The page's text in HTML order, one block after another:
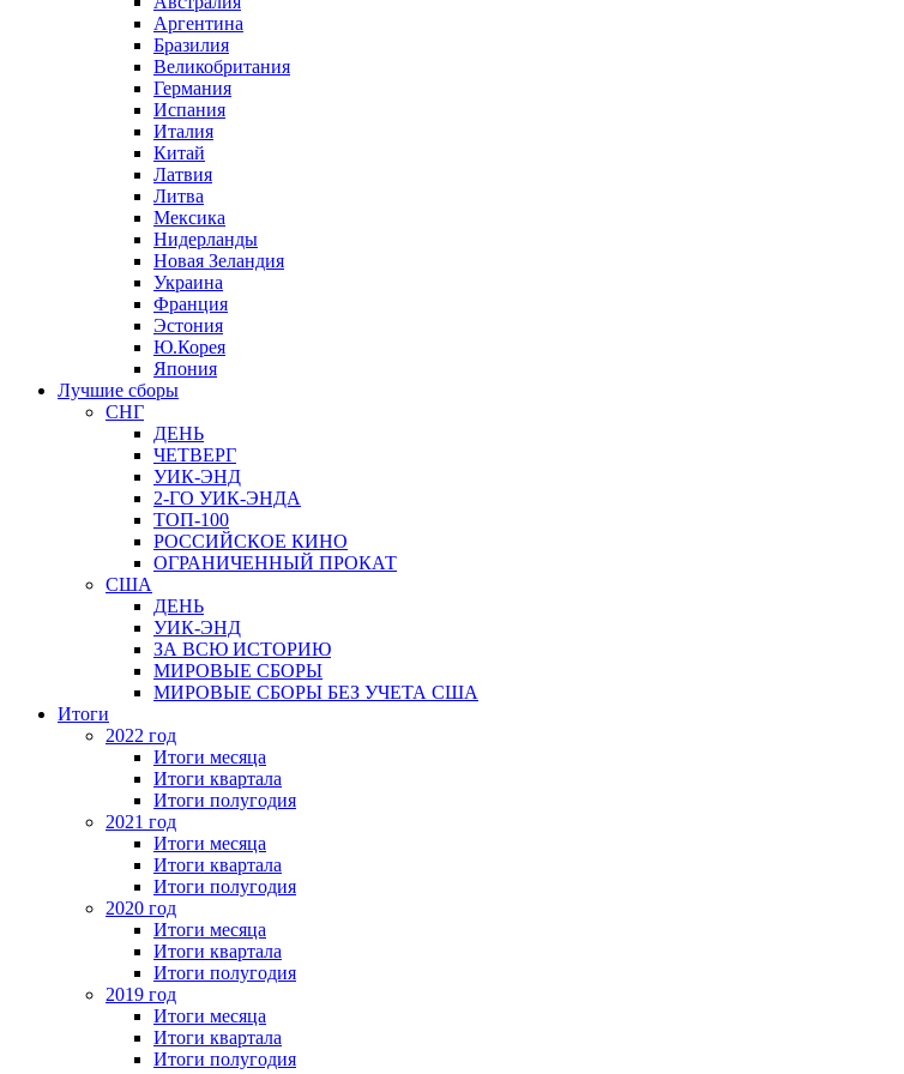
Аргентина
Бразилия
Великобритания
Германия
Испания
Италия
Китай
Латвия
Литва
Мексика
Нидерланды
Новая Зеландия
Украина
Франция
Эстония
Ю.Корея
Япония
Лучшие сборы
СНГ
ДЕНЬ
ЧЕТВЕРГ
УИК-ЭНД
2-ГО УИК-ЭНДА
ТОП-100
РОССИЙСКОЕ КИНО
ОГРАНИЧЕННЫЙ ПРОКАТ
США
ДЕНЬ
УИК-ЭНД
ЗА ВСЮ ИСТОРИЮ
МИРОВЫЕ СБОРЫ
МИРОВЫЕ СБОРЫ БЕЗ УЧЕТА США
Итоги
2022 год
Итоги месяца
Итоги квартала
Итоги полугодия
2021 год
Итоги месяца
Итоги квартала
Итоги полугодия
2020 год
Итоги месяца
Итоги квартала
Итоги полугодия
2019 год
Итоги месяца
Итоги квартала
Итоги полугодия